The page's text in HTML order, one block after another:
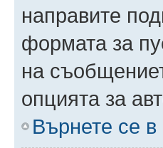
направите
формата за
на
опцията за
Върнете се в